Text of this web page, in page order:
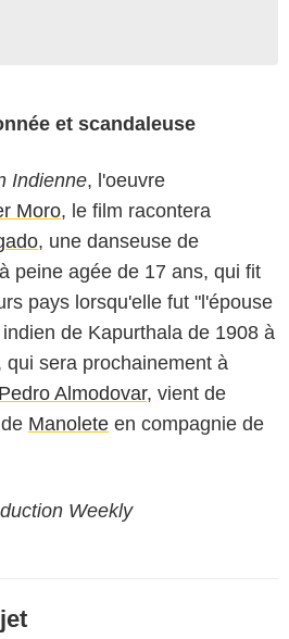
et scandaleuse
Indienne, l'oeuvre
Moro, le film racontera
, une danseuse de
peine agée de 17 ans, qui fit
pays lorsqu'elle fut "l'épouse
de Kapurthala de 1908 à
qui sera prochainement à
Pedro Almodovar, vient de
Manolete en compagnie de
Weekly